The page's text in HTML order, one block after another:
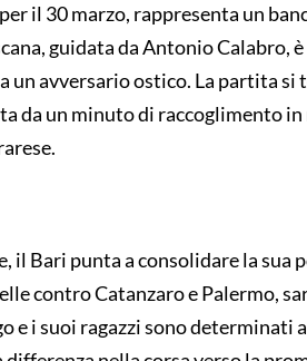
il 30 marzo, rappresenta un
guidata da Antonio Calabro,
un avversario ostico. La partita si
da un minuto di raccoglimento
il Bari punta a consolidare la sua
contro Catanzaro e Palermo,
e i suoi ragazzi sono determinati